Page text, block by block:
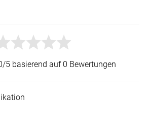
5 basierend auf 0 Bewertungen